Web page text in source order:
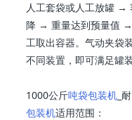
人工套袋或人工放罐 →
降 → 重量达到预量值
工取出容器。气动夹袋
不同装置，即可满足罐
1000公斤吨袋包装机 _
包装机适用范围：